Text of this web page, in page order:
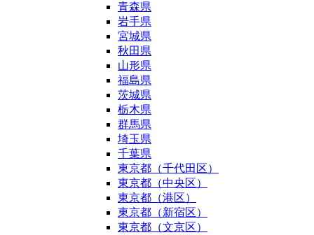
青森県
岩手県
宮城県
秋田県
山形県
福島県
茨城県
栃木県
群馬県
埼玉県
千葉県
東京都（千代田区）
東京都（中央区）
東京都（港区）
東京都（新宿区）
東京都（文京区）